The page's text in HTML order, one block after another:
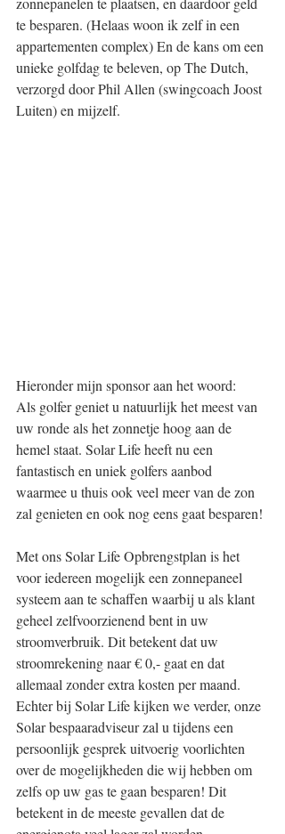
te besparen. (Helaas woon ik zelf in een
appartementen complex) En de kans om een
unieke golfdag te beleven, op The Dutch,
verzorgd door Phil Allen (swingcoach Joost
Luiten) en mijzelf.
Hieronder mijn sponsor aan het woord:
Als golfer geniet u natuurlijk het meest van
uw ronde als het zonnetje hoog aan de
hemel staat. Solar Life heeft nu een
fantastisch en uniek golfers aanbod
waarmee u thuis ook veel meer van de zon
zal genieten en ook nog eens gaat besparen!
Met ons Solar Life Opbrengstplan is het
voor iedereen mogelijk een zonnepaneel
systeem aan te schaffen waarbij u als klant
geheel zelfvoorzienend bent in uw
stroomverbruik. Dit betekent dat uw
stroomrekening naar € 0,- gaat en dat
allemaal zonder extra kosten per maand.
Echter bij Solar Life kijken we verder, onze
Solar bespaaradviseur zal u tijdens een
persoonlijk gesprek uitvoerig voorlichten
over de mogelijkheden die wij hebben om
zelfs op uw gas te gaan besparen! Dit
betekent in de meeste gevallen dat de